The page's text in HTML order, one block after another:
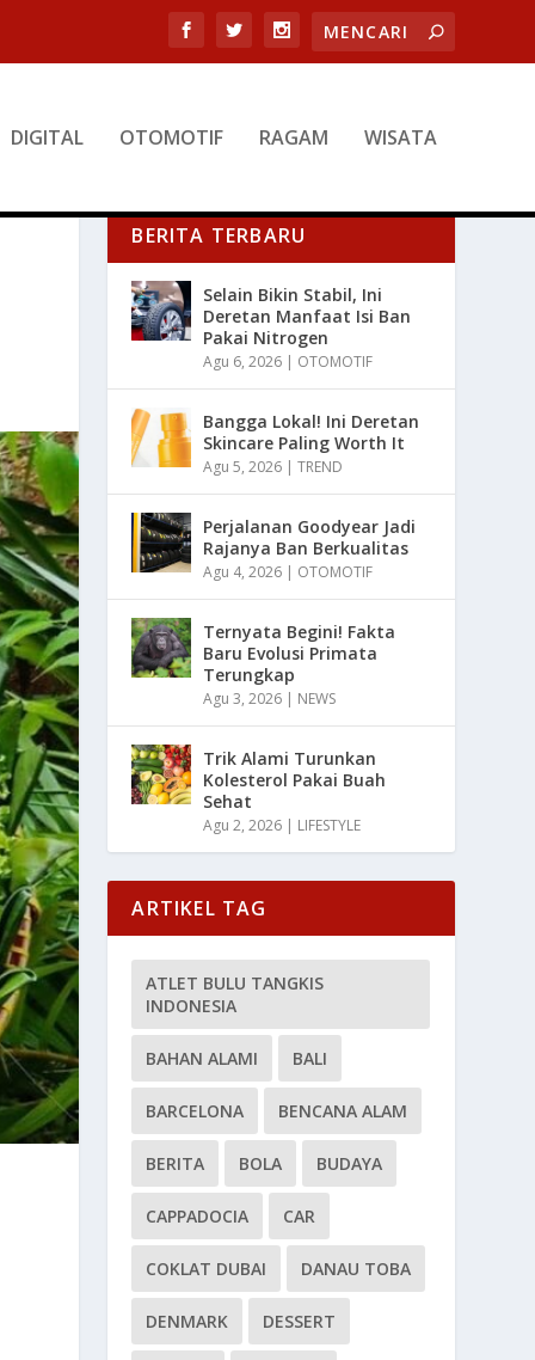
DIGITAL OTOMOTIF RAGAM WISATA
BERITA TERBARU
Selain Bikin Stabil, Ini
Deretan Manfaat Isi Ban
Pakai Nitrogen
Agu 6, 2026 | OTOMOTIF
Bangga Lokal! Ini Deretan
Skincare Paling Worth It
Agu 5, 2026 |TREND
Perjalanan Goodyear Jadi
Rajanya Ban Berkualitas
Agu 4, 2026 | OTOMOTIF
Ternyata Begini! Fakta
Baru Evolusi Primata
Terungkap
Agu 3, 2026 | NEWS
Trik Alami Turunkan
Kolesterol Pakai Buah
Sehat
Agu 2, 2026 | LIFESTYLE
ARTIKEL TAG
ATLET BULU TANGKIS
INDONESIA
BAHAN ALAMI BALI
BARCELONA BENCANA ALAM
BERITA BOLA BUDAYA
CAPPADOCIA CAR
COKLAT DUBAI DANAU TOBA
DENMARK DESSERT